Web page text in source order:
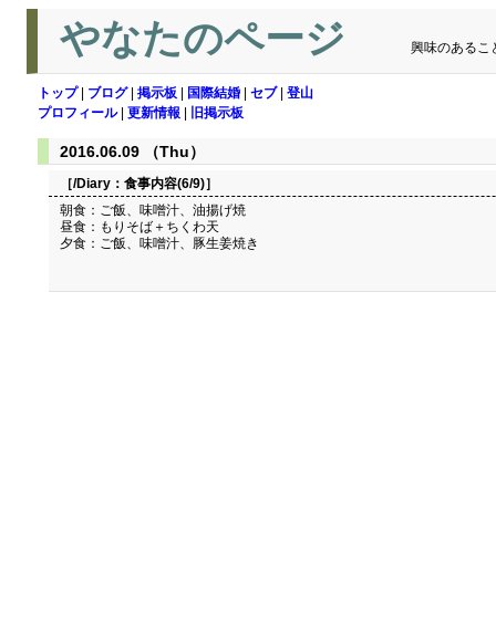
やなたのページ 興味のあるこ
トップ| ブログ| 掲示板 国際結婚 セブ| 登山
プロフィール| 更新情報 旧掲示板
2016.06.09 （Thu）
［/Diary： 食事内容(6/9)］
朝食：ご飯、味噌汁、油揚げ焼
昼食：もりそば＋ちくわ天
夕食：ご飯、味噌汁、豚生姜焼き